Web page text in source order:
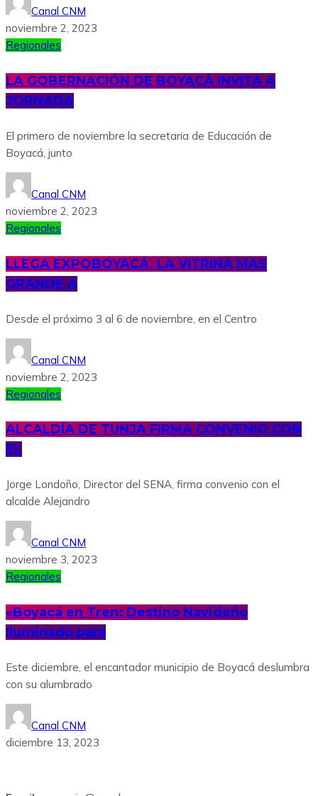
Canal CNM
noviembre 2, 2023
Regionales
LA GOBERNACIÓN DE BOYACÁ INVITA A
JORNADA
El primero de noviembre la secretaria de Educación de
Boyacá, junto
Canal CNM
noviembre 2, 2023
Regionales
LLEGA EXPOBOYACÁ, LA VITRINA MAS
GRANDE A
Desde el próximo 3 al 6 de noviembre, en el Centro
Canal CNM
noviembre 2, 2023
Regionales
ALCALDÍA DE TUNJA FIRMA CONVENIO CON
EL
Jorge Londoño, Director del SENA, firma convenio con el
alcalde Alejandro
Canal CNM
noviembre 3, 2023
Regionales
«Boyacá en Tren: Destino Navideño
Iluminado para
Este diciembre, el encantador municipio de Boyacá deslumbra
con su alumbrado
Canal CNM
diciembre 13, 2023